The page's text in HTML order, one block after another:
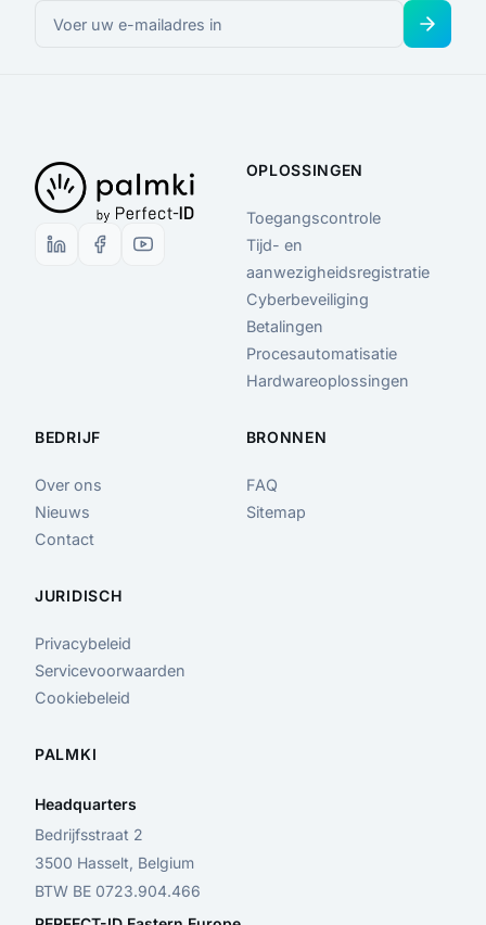
OPLOSSINGEN
Toegangscontrole
Tijd- en
aanwezigheidsregistratie
Cyberbeveiliging
Betalingen
Procesautomatisatie
Hardwareoplossingen
BEDRIJF
Over ons
Nieuws
Contact
BRONNEN
FAQ
Sitemap
JURIDISCH
Privacybeleid
Servicevoorwaarden
Cookiebeleid
PALMKI
Headquarters
Bedrijfsstraat 2
3500 Hasselt, Belgium
BTW BE 0723.904.466